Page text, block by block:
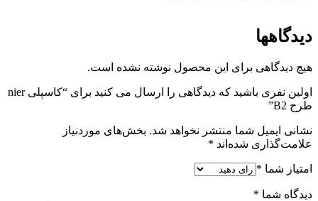
دیدگاهها
هیچ دیدگاهی برای این محصول نوشته نشده است.
اولین نفری باشید که دیدگاهی را ارسال می کنید برای “کاسپلی nier
طرح B2”
نشانی ایمیل شما منتشر نخواهد شد. بخش‌های موردنیاز
علامت‌گذاری شده‌اند *
امتیاز شما *
دیدگاه شما *